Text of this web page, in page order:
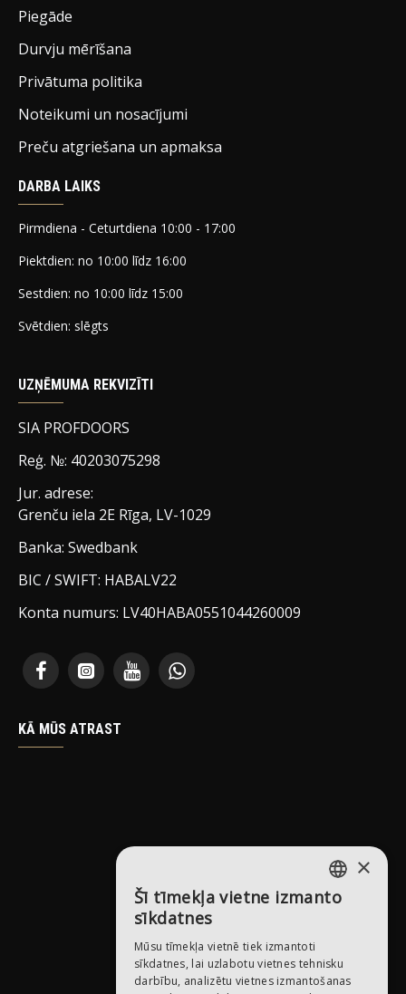
Piegāde
Durvju mērīšana
Privātuma politika
Noteikumi un nosacījumi
Preču atgriešana un apmaksa
DARBA LAIKS
Pirmdiena - Ceturtdiena 10:00 - 17:00
Piektdien: no 10:00 līdz 16:00
Sestdien: no 10:00 līdz 15:00
Svētdien: slēgts
UZŅĒMUMA REKVIZĪTI
SIA PROFDOORS
Reģ. №: 40203075298
Jur. adrese:
Grenču iela 2E Rīga, LV-1029
Banka: Swedbank
BIC / SWIFT: HABALV22
Konta numurs: LV40HABA0551044260009
KĀ MŪS ATRAST
LATVIAN
ENGLISH
×
Šī tīmekļa vietne izmanto
sīkdatnes
Mūsu tīmekļa vietnē tiek izmantoti
sīkdatnes, lai uzlabotu vietnes tehnisku
darbību, analizētu vietnes izmantošanas